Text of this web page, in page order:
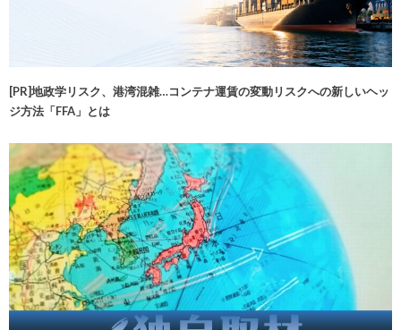
[PR]地政学リスク、港湾混雑…コンテナ運賃の変動リスクへの新しいヘッ
ジ方法「FFA」とは